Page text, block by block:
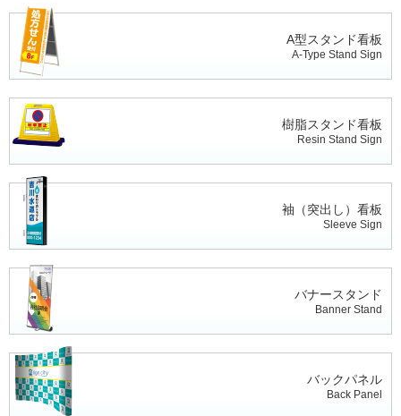
A型スタンド看板
A-Type Stand Sign
樹脂スタンド看板
Resin Stand Sign
袖（突出し）看板
Sleeve Sign
バナースタンド
Banner Stand
バックパネル
Back Panel